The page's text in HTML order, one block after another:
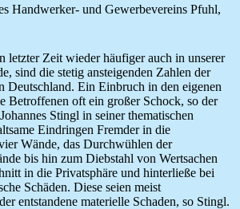
Handwerker- und Gewerbevereins Pfuhl,
letzter Zeit wieder häufiger auch in unserer
sind die stetig ansteigenden Zahlen der
Deutschland. Ein Einbruch in den eigenen
Betroffenen oft ein großer Schock, so der
Stingl in seiner thematischen
Eindringen Fremder in die
Wände, das Durchwühlen der
bis hin zum Diebstahl von Wertsachen
in die Privatsphäre und hinterließe bei
Schäden. Diese seien meist
entstandene materielle Schaden, so Stingl.